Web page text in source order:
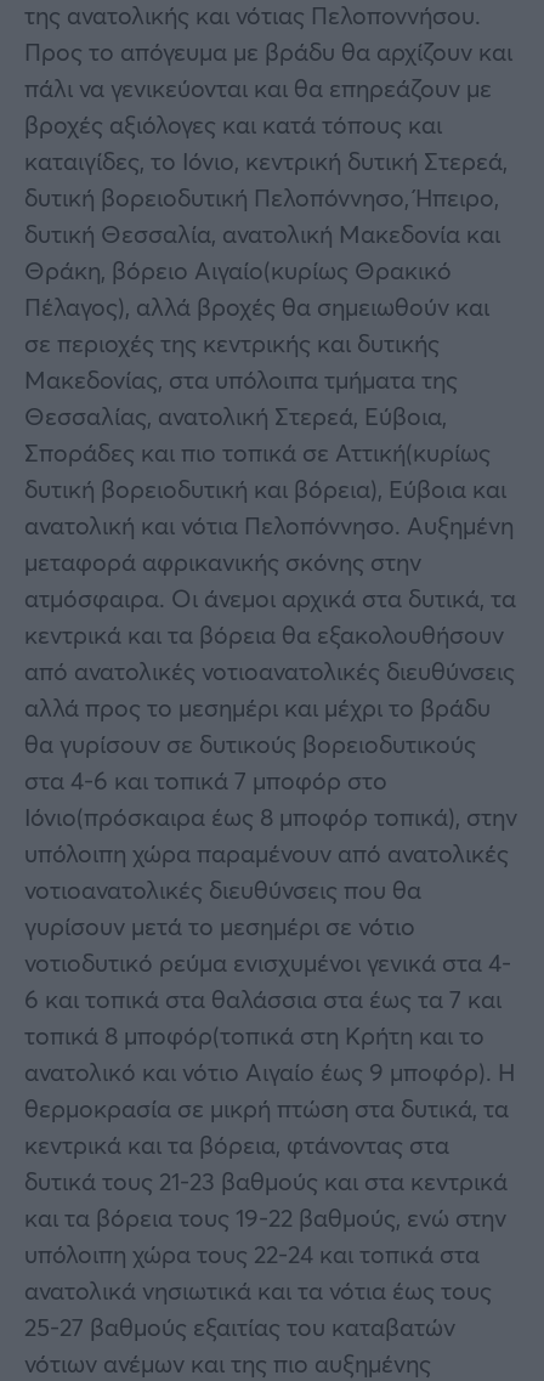
της ανατολικής και νότιας Πελοποννήσου.
Προς το απόγευμα με βράδυ θα αρχίζουν και
πάλι να γενικεύονται και θα επηρεάζουν με
βροχές αξιόλογες και κατά τόπους και
καταιγίδες, το Ιόνιο, κεντρική δυτική Στερεά,
δυτική βορειοδυτική Πελοπόννησο, Ήπειρο,
δυτική Θεσσαλία, ανατολική Μακεδονία και
Θράκη, βόρειο Αιγαίο(κυρίως Θρακικό
Πέλαγος), αλλά βροχές θα σημειωθούν και
σε περιοχές της κεντρικής και δυτικής
Μακεδονίας, στα υπόλοιπα τμήματα της
Θεσσαλίας, ανατολική Στερεά, Εύβοια,
Σποράδες και πιο τοπικά σε Αττική(κυρίως
δυτική βορειοδυτική και βόρεια), Εύβοια και
ανατολική και νότια Πελοπόννησο. Αυξημένη
μεταφορά αφρικανικής σκόνης στην
ατμόσφαιρα. Οι άνεμοι αρχικά στα δυτικά, τα
κεντρικά και τα βόρεια θα εξακολουθήσουν
από ανατολικές νοτιοανατολικές διευθύνσεις
αλλά προς το μεσημέρι και μέχρι το βράδυ
θα γυρίσουν σε δυτικούς βορειοδυτικούς
στα 4-6 και τοπικά 7 μποφόρ στο
Ιόνιο(πρόσκαιρα έως 8 μποφόρ τοπικά), στην
υπόλοιπη χώρα παραμένουν από ανατολικές
νοτιοανατολικές διευθύνσεις που θα
γυρίσουν μετά το μεσημέρι σε νότιο
νοτιοδυτικό ρεύμα ενισχυμένοι γενικά στα 4-
6 και τοπικά στα θαλάσσια στα έως τα 7 και
τοπικά 8 μποφόρ(τοπικά στη Κρήτη και το
ανατολικό και νότιο Αιγαίο έως 9 μποφόρ). Η
θερμοκρασία σε μικρή πτώση στα δυτικά, τα
κεντρικά και τα βόρεια, φτάνοντας στα
δυτικά τους 21-23 βαθμούς και στα κεντρικά
και τα βόρεια τους 19-22 βαθμούς, ενώ στην
υπόλοιπη χώρα τους 22-24 και τοπικά στα
ανατολικά νησιωτικά και τα νότια έως τους
25-27 βαθμούς εξαιτίας του καταβατών
νότιων ανέμων και της πιο αυξημένης